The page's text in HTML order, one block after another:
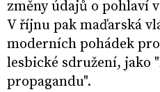
změny údajů o pohlaví
V říjnu pak maďarská
moderních pohádek
lesbické sdružení, jako
propagandu".